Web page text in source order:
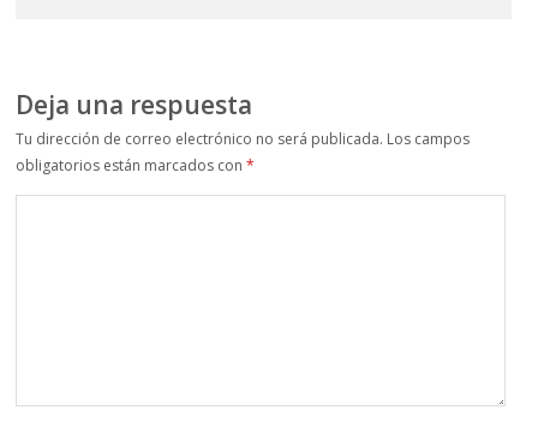
Deja una respuesta
Tu dirección de correo electrónico no será publicada. Los campos
obligatorios están marcados con*